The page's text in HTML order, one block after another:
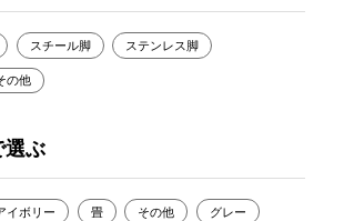
スチール脚 ステンレス脚
の他
選ぶ
イボリー 畳 その他 グレー